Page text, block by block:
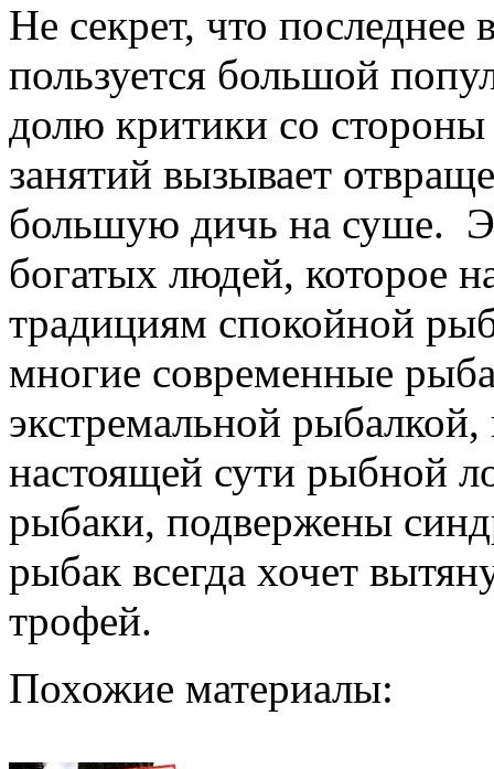
Не секрет, что последнее
пользуется большой
долю критики со
занятий вызывает
большую дичь на суше.
богатых людей, которое
традициям спокойной
многие современные
экстремальной
настоящей сути рыбной
рыбаки, подвержены
рыбак всегда хочет
трофей.
Похожие материалы: